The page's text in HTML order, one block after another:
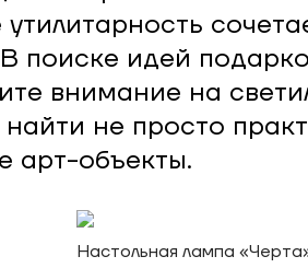
поиске идей
внимание на
не просто
арт-объекты.
Настольная лампа